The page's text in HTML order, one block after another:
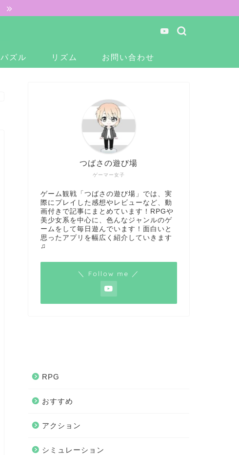
パズル リズム お問い合わせ
ゲーマー女子
つばさの遊び場
ゲーム観戦「つばさの遊び場」では、実
際にプレイした感想やレビューなど、動
画付きで記事にまとめています！RPGや
美少女系を中心に、色んなジャンルのゲ
ームをして毎日遊んでいます！面白いと
思ったアプリを幅広く紹介していきます
♫
＼ Follow me ／
RPG
おすすめ
アクション
シミュレーション